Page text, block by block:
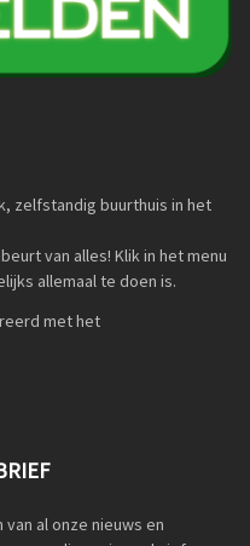
zelfstandig buurthuis in het
van alles! Klik in het menu
allemaal te doen is.
met het
al onze nieuws en